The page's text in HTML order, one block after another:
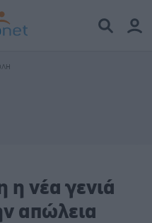
νέα γενιά
απώλεια